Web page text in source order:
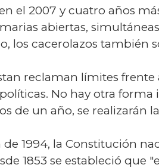
el 2007 y cuatro años
abiertas,
los cacerolazos también
reclaman límites
No hay otra
de un año, se realizarán
1994, la Constitución
1853 se estableció que